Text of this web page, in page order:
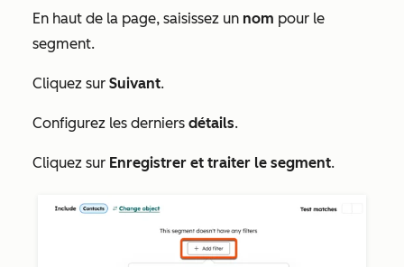
En haut de la page, saisissez un nom pour le
segment.
Cliquez sur Suivant.
Configurez les derniers détails.
Cliquez sur Enregistrer et traiter le segment.